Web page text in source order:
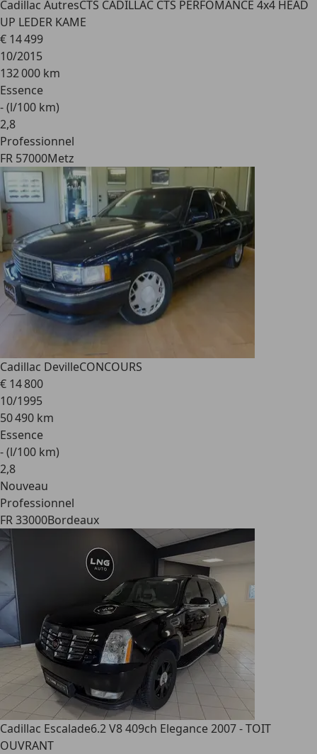
Cadillac AutresCTS CADILLAC CTS PERFOMANCE 4x4 HEAD
UP LEDER KAME
€ 14 499
10/2015
132 000 km
Essence
- (l/100 km)
2,8
Professionnel
FR 57000Metz
Cadillac DevilleCONCOURS
€ 14 800
10/1995
50 490 km
Essence
- (l/100 km)
2,8
Nouveau
Professionnel
FR 33000Bordeaux
Cadillac Escalade6.2 V8 409ch Elegance 2007 - TOIT
OUVRANT